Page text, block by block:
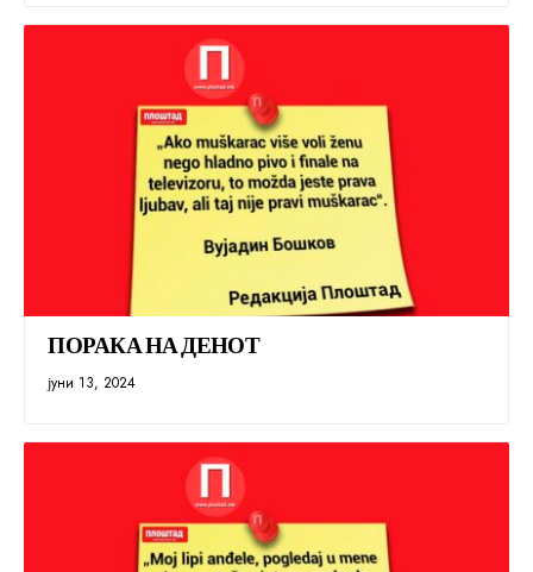
ПОРАКА НА ДЕНОТ
јуни 13, 2024